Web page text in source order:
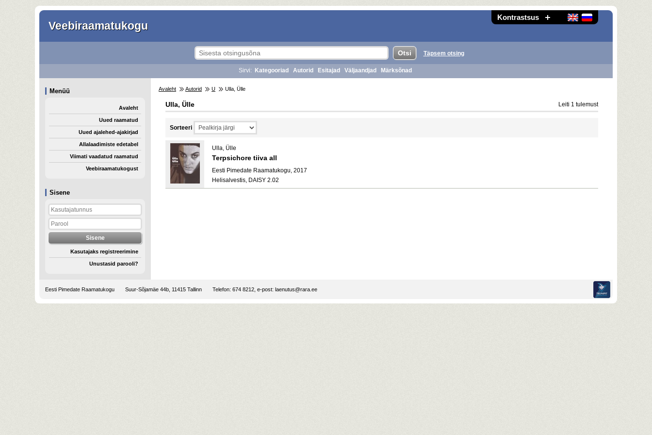
Kontrastsus
Veebiraamatukogu
Sisene
Kasutajaks registreerimine
Unustasid parooli?
Täpsem otsing
Sirvi: Kategooriad Autorid Esitajad Väljaandjad Märksõnad
Menüü
Avaleht
Uued raamatud
Uued ajalehed-ajakirjad
Allalaadimiste edetabel
Viimati vaadatud raamatud
Veebiraamatukogust
Avaleht Autorid U Ulla, Ülle
Ulla, Ülle Leiti 1 tulemust
Sorteeri
Ulla, Ülle
Terpsichore tiiva all
Eesti Pimedate Raamatukogu, 2017
Helisalvestis, DAISY 2.02
Eesti Pimedate Raamatukogu Suur-Sõjamäe 44b, 11415 Tallinn Telefon: 674 8212, e-post: laenutus@rara.ee